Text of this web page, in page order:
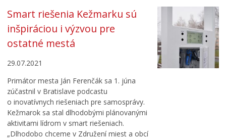
Smart riešenia Kežmarku sú
inšpiráciou i výzvou pre
ostatné mestá
29.07.2021
Primátor mesta Ján Ferenčák sa 1. júna
zúčastnil v Bratislave podcastu
o inovatívnych riešeniach pre samosprávy.
Kežmarok sa stal dlhodobými plánovanými
aktivitami lídrom v smart riešeniach.
„Dlhodobo chceme v Združení miest a obcí